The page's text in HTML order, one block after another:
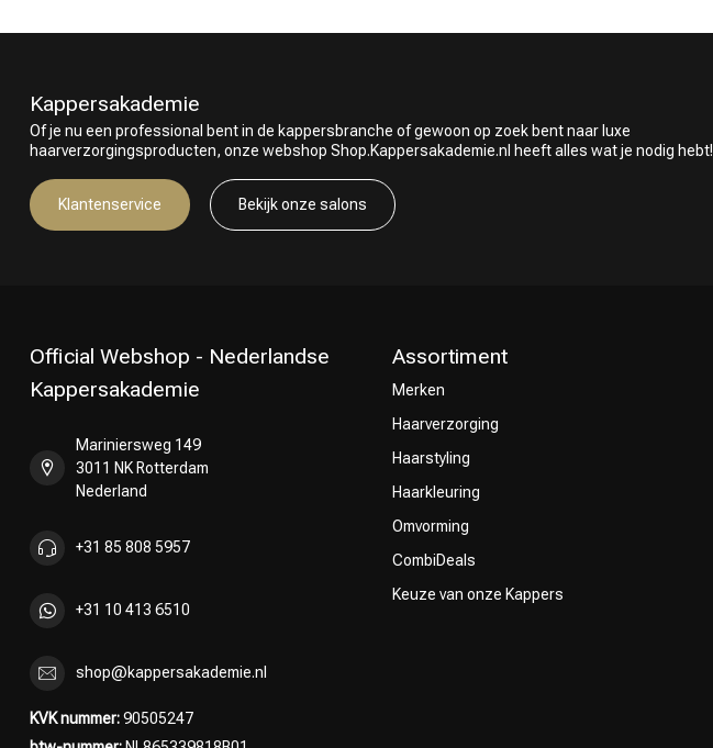
Merken
Kappersakademie
Of je nu een professional bent in de kappersbranche of gewoon op zoek bent naar luxe
haarverzorgingsproducten, onze webshop Shop.Kappersakademie.nl heeft alles wat je nodig hebt!
Klantenservice Bekijk onze salons
Official Webshop - Nederlandse
Kappersakademie
Mariniersweg 149
3011 NK Rotterdam
Nederland
+31 85 808 5957
+31 10 413 6510
shop@kappersakademie.nl
KVK nummer:90505247
Assortiment
Merken
Haarverzorging
Haarstyling
Haarkleuring
Omvorming
CombiDeals
Keuze van onze Kappers